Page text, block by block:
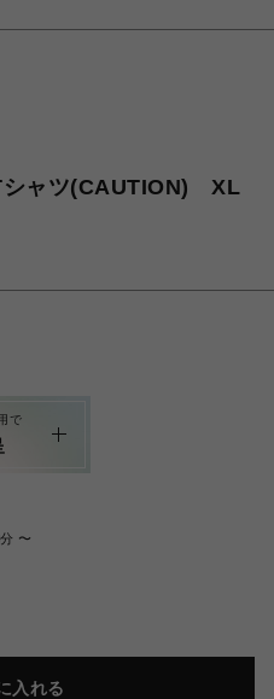
シャツ(CAUTION) XL
で
〜
入れる